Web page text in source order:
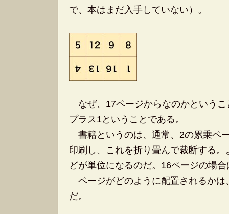
で、本はまだ入手していない）。
なぜ、17ページからなのかというこ
プラス1ということである。
書籍というのは、通常、2の累乗ペ
印刷し、これを折り畳んで裁断する
どが単位になるのだ。16ページの場
ページがどのように配置されるかは
だ。